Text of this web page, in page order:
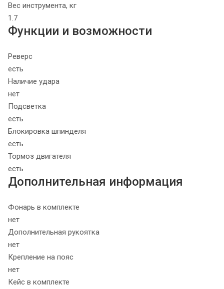
Вес инструмента, кг
1.7
Функции и возможности
Реверс
есть
Наличие удара
нет
Подсветка
есть
Блокировка шпинделя
есть
Тормоз двигателя
есть
Дополнительная информация
Фонарь в комплекте
нет
Дополнительная рукоятка
нет
Крепление на пояс
нет
Кейс в комплекте